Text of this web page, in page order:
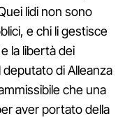
lidi non sono
e chi li gestisce
la libertà dei
di Alleanza
che una
aver portato della